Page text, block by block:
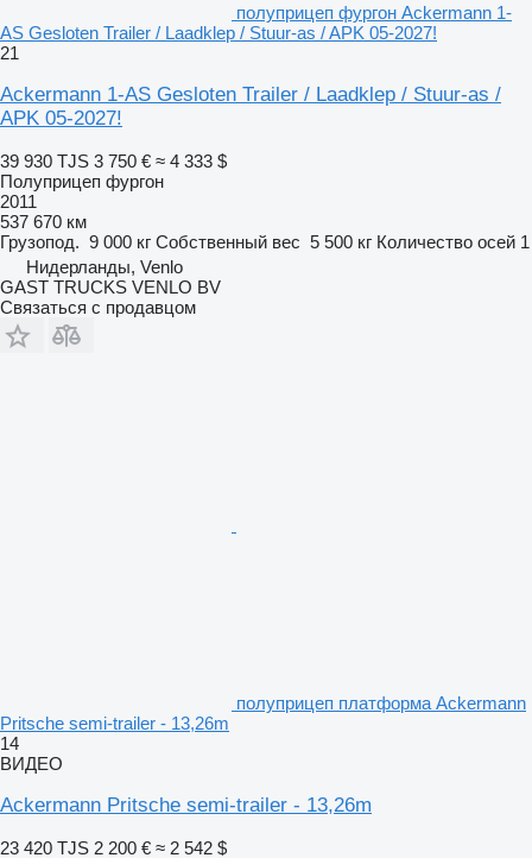
полуприцеп фургон Ackermann 1-
AS Gesloten Trailer / Laadklep / Stuur-as / APK 05-2027!
21
Ackermann 1-AS Gesloten Trailer / Laadklep / Stuur-as /
APK 05-2027!
39 930 TJS 3 750 € ≈ 4 333 $
Полуприцеп фургон
2011
537 670 км
Грузопод. 9 000 кг Собственный вес 5 500 кг Количество осей 1
Нидерланды, Venlo
GAST TRUCKS VENLO BV
Связаться с продавцом
полуприцеп платформа Ackermann
Pritsche semi-trailer - 13,26m
14
ВИДЕО
Ackermann Pritsche semi-trailer - 13,26m
23 420 TJS 2 200 € ≈ 2 542 $